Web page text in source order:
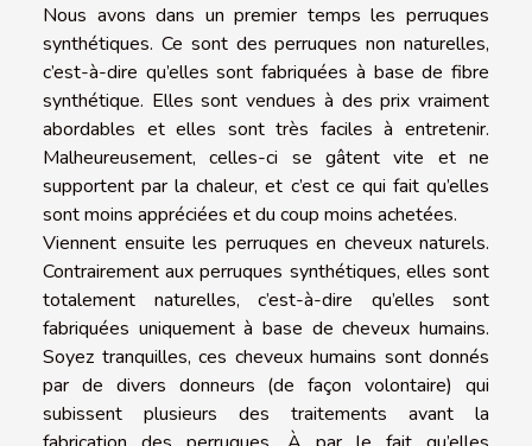
Nous avons dans un premier temps les perruques
synthétiques. Ce sont des perruques non naturelles,
c’est-à-dire qu’elles sont fabriquées à base de fibre
synthétique. Elles sont vendues à des prix vraiment
abordables et elles sont très faciles à entretenir.
Malheureusement, celles-ci se gâtent vite et ne
supportent par la chaleur, et c’est ce qui fait qu’elles
sont moins appréciées et du coup moins achetées.
Viennent ensuite les perruques en cheveux naturels.
Contrairement aux perruques synthétiques, elles sont
totalement naturelles, c’est-à-dire qu’elles sont
fabriquées uniquement à base de cheveux humains.
Soyez tranquilles, ces cheveux humains sont donnés
par de divers donneurs (de façon volontaire) qui
subissent plusieurs des traitements avant la